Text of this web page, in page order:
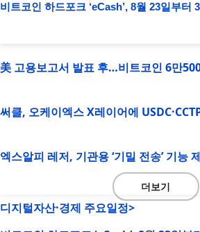
비트코인 하드포크 ‘eCash’, 8월 23일부터
美 고용보고서 발표 후…비트코인 6만
써클, 오케이엑스 X레이어에
엑스알피 레저, 기관용 ‘기밀 전송’ 기능
더보기
디지털자산·경제 주요일정>